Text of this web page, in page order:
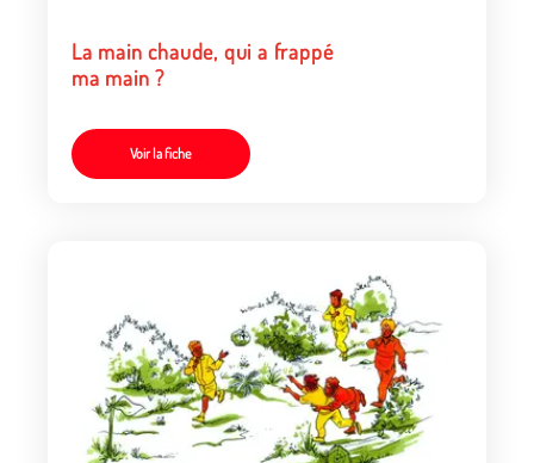
La main chaude, qui a frappé
ma main ?
Voir la fiche